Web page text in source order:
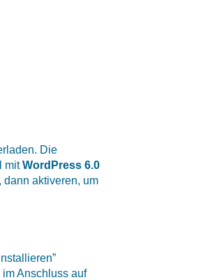
Die
mitWordPress 6.0
aktiveren, um
Anschluss auf